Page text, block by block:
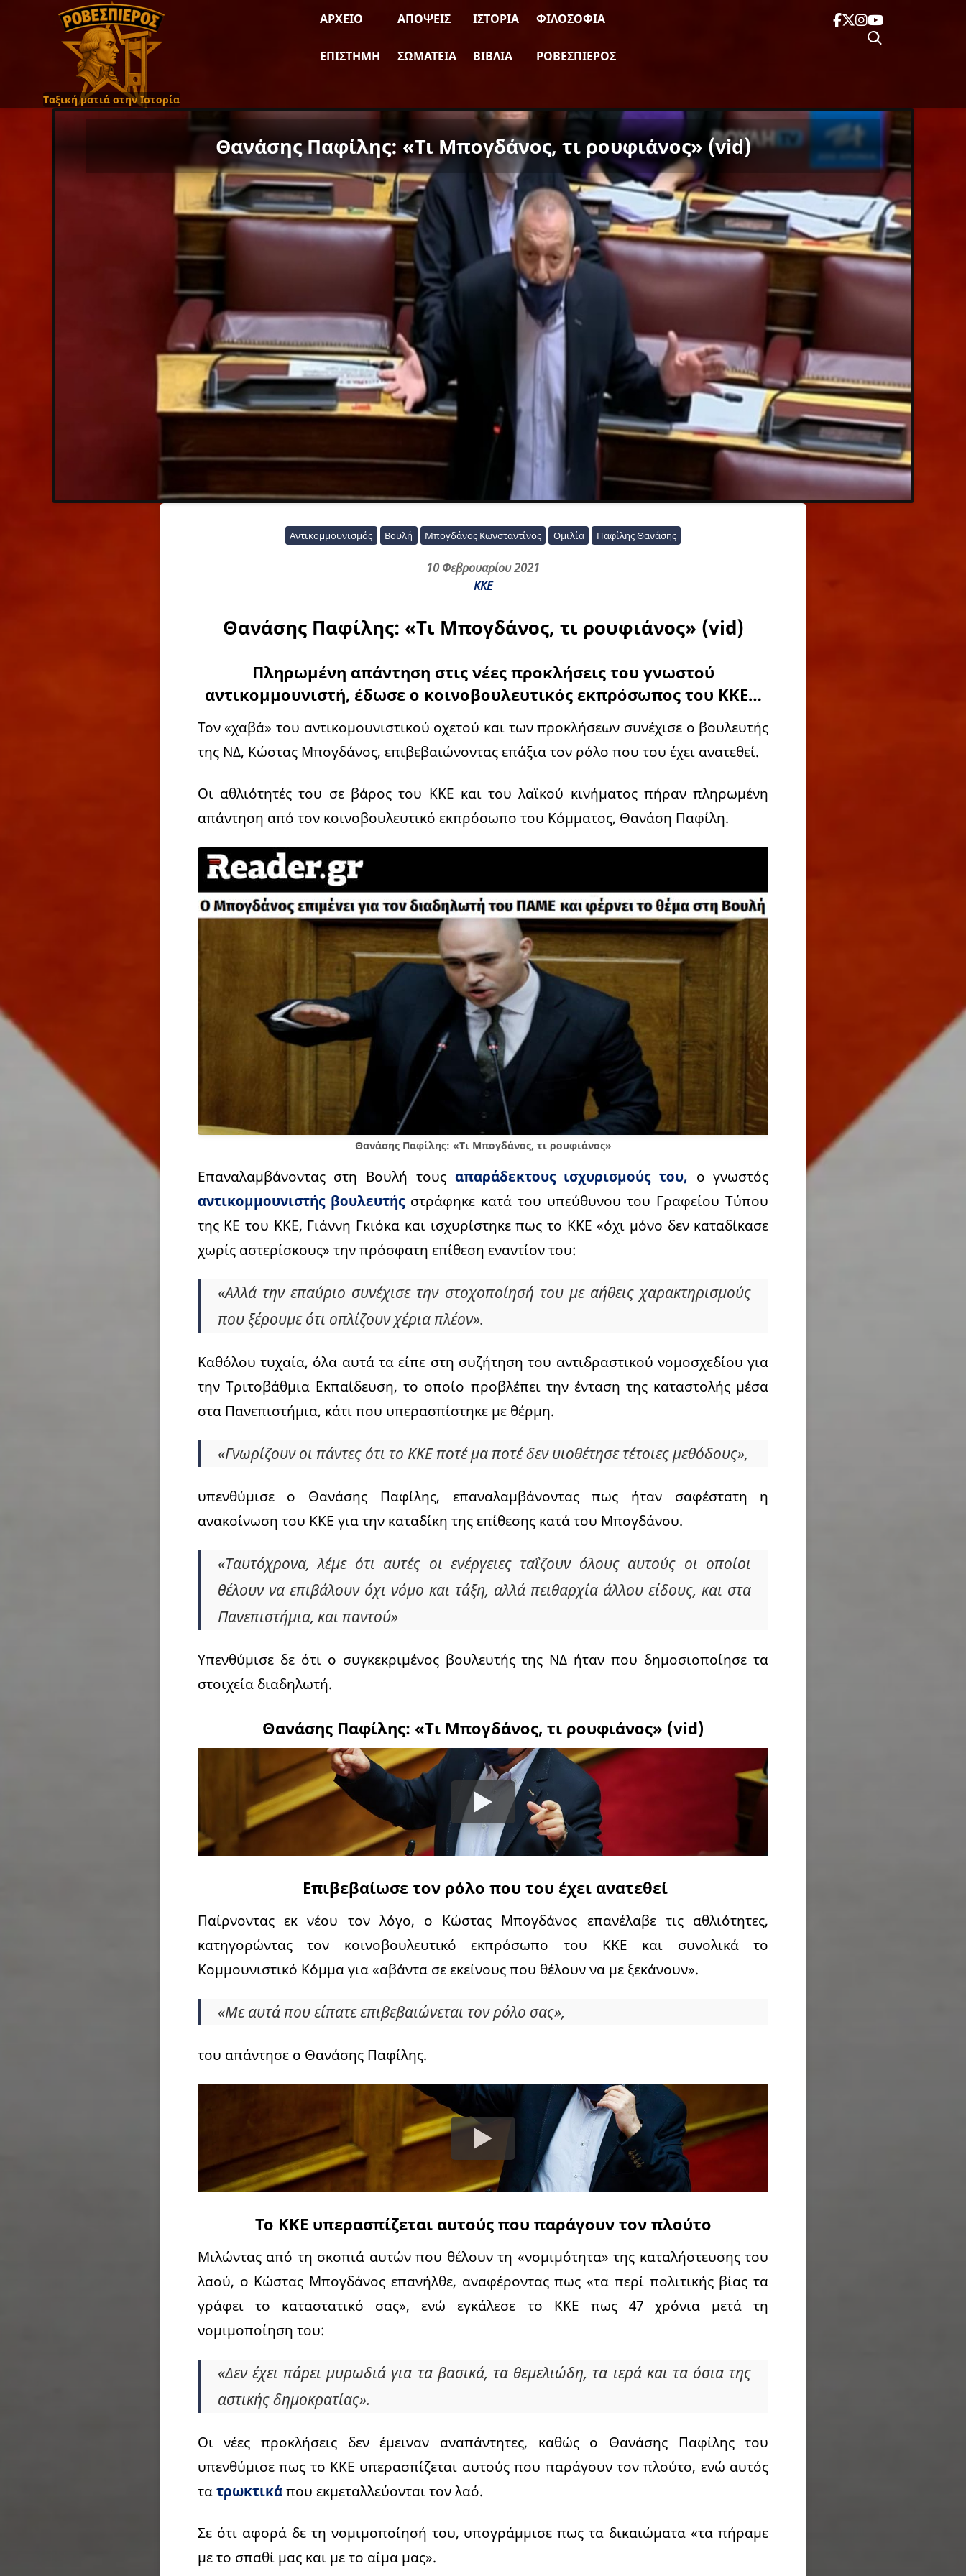
Ταξική ματιά στην Ιστορία
ΑΡΧΕΊΟ ΑΠΌΨΕΙΣ ΙΣΤΟΡΊΑ ΦΙΛΟΣΟΦΊΑ
ΕΠΙΣΤΉΜΗ ΣΩΜΑΤΕΊΑ ΒΙΒΛΊΑ ΡΟΒΕΣΠΙΈΡΟΣ
Θανάσης Παφίλης: «Τι Μπογδάνος, τι ρουφιάνος» (vid)
Αντικομμουνισμός Βουλή Μπογδάνος Κωνσταντίνος Ομιλία Παφίλης Θανάσης
10 Φεβρουαρίου 2021
ΚΚΕ
Θανάσης Παφίλης: «Τι Μπογδάνος, τι ρουφιάνος» (vid)
Πληρωμένη απάντηση στις νέες προκλήσεις του γνωστού
αντικομμουνιστή, έδωσε ο κοινοβουλευτικός εκπρόσωπος του ΚΚΕ…
Τον «χαβά» του αντικομουνιστικού οχετού και των προκλήσεων συνέχισε ο βουλευτής
της ΝΔ, Κώστας Μπογδάνος, επιβεβαιώνοντας επάξια τον ρόλο που του έχει ανατεθεί.
Οι αθλιότητές του σε βάρος του ΚΚΕ και του λαϊκού κινήματος πήραν πληρωμένη
απάντηση από τον κοινοβουλευτικό εκπρόσωπο του Κόμματος, Θανάση Παφίλη.
Θανάσης Παφίλης: «Τι Μπογδάνος, τι ρουφιάνος»
Επαναλαμβάνοντας στη Βουλή τους απαράδεκτους ισχυρισμούς του, ο γνωστός
αντικομμουνιστής βουλευτήςστράφηκε κατά του υπεύθυνου του Γραφείου Τύπου
της ΚΕ του ΚΚΕ, Γιάννη Γκιόκα και ισχυρίστηκε πως το ΚΚΕ «όχι μόνο δεν καταδίκασε
χωρίς αστερίσκους» την πρόσφατη επίθεση εναντίον του:
«Αλλά την επαύριο συνέχισε την στοχοποίησή του με αήθεις χαρακτηρισμούς
που ξέρουμε ότι οπλίζουν χέρια πλέον».
Καθόλου τυχαία, όλα αυτά τα είπε στη συζήτηση του αντιδραστικού νομοσχεδίου για
την Τριτοβάθμια Εκπαίδευση, το οποίο προβλέπει την ένταση της καταστολής μέσα
στα Πανεπιστήμια, κάτι που υπερασπίστηκε με θέρμη.
«Γνωρίζουν οι πάντες ότι το ΚΚΕ ποτέ μα ποτέ δεν υιοθέτησε τέτοιες μεθόδους»,
υπενθύμισε ο Θανάσης Παφίλης, επαναλαμβάνοντας πως ήταν σαφέστατη η
ανακοίνωση του ΚΚΕ για την καταδίκη της επίθεσης κατά του Μπογδάνου.
«Ταυτόχρονα, λέμε ότι αυτές οι ενέργειες ταΐζουν όλους αυτούς οι οποίοι
θέλουν να επιβάλουν όχι νόμο και τάξη, αλλά πειθαρχία άλλου είδους, και στα
Πανεπιστήμια, και παντού»
Υπενθύμισε δε ότι ο συγκεκριμένος βουλευτής της ΝΔ ήταν που δημοσιοποίησε τα
στοιχεία διαδηλωτή.
Θανάσης Παφίλης: «Τι Μπογδάνος, τι ρουφιάνος» (vid)
Επιβεβαίωσε τον ρόλο που του έχει ανατεθεί
Παίρνοντας εκ νέου τον λόγο, ο Κώστας Μπογδάνος επανέλαβε τις αθλιότητες,
κατηγορώντας τον κοινοβουλευτικό εκπρόσωπο του ΚΚΕ και συνολικά το
Κομμουνιστικό Κόμμα για «αβάντα σε εκείνους που θέλουν να με ξεκάνουν».
«Με αυτά που είπατε επιβεβαιώνεται τον ρόλο σας»,
του απάντησε ο Θανάσης Παφίλης.
Το ΚΚΕ υπερασπίζεται αυτούς που παράγουν τον πλούτο
Μιλώντας από τη σκοπιά αυτών που θέλουν τη «νομιμότητα» της καταλήστευσης του
λαού, ο Κώστας Μπογδάνος επανήλθε, αναφέροντας πως «τα περί πολιτικής βίας τα
γράφει το καταστατικό σας», ενώ εγκάλεσε το ΚΚΕ πως 47 χρόνια μετά τη
νομιμοποίηση του:
«Δεν έχει πάρει μυρωδιά για τα βασικά, τα θεμελιώδη, τα ιερά και τα όσια της
αστικής δημοκρατίας».
Οι νέες προκλήσεις δεν έμειναν αναπάντητες, καθώς ο Θανάσης Παφίλης του
υπενθύμισε πως το ΚΚΕ υπερασπίζεται αυτούς που παράγουν τον πλούτο, ενώ αυτός
τατρωκτικάπου εκμεταλλεύονται τον λαό.
Σε ότι αφορά δε τη νομιμοποίησή του, υπογράμμισε πως τα δικαιώματα «τα πήραμε
με το σπαθί μας και με το αίμα μας».